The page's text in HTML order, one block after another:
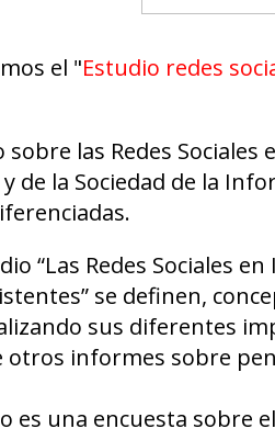
el "Estudio redes
las Redes
de la Sociedad de la
“Las Redes Sociales
se definen,
sus diferentes
otros informes sobre
es una encuesta sobre